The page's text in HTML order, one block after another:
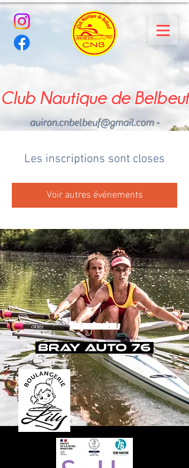
Club Nautique de Belbeuf
aviron.cnbelbeuf@gmail.com-
Les inscriptions sont closes
Voir autres événements
Nos partenaires :